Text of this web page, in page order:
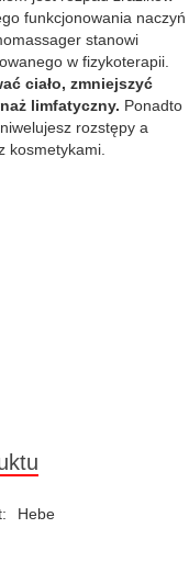
funkcjonowania naczyń
stanowi
w fizykoterapii.
ciało, zmniejszyć
limfatyczny. Ponadto
rozstępy a
kosmetykami.
Hebe